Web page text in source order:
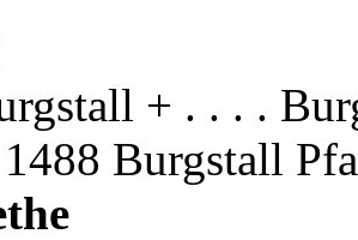
+ . . . .
Burgstall